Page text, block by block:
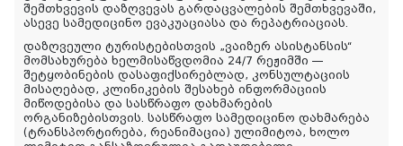
შემთხვევის დაზღვევას გარდაცვალების შემთხვევაში,
ასევე სამედიცინო ევაკუაციასა და რეპატრიაციას.
დაზღვეული ტურისტებისთვის „ვაიზერ ასისტანსის“
მომსახურება ხელმისაწვდომია 24/7 რეჟიმში —
შეტყობინების დასაფიქსირებლად, კონსულტაციის
მისაღებად, კლინიკების შესახებ ინფორმაციის
მიწოდებისა და სასწრაფო დახმარების
ორგანიზებისთვის. სასწრაფო სამედიცინო დახმარება
(ტრანსპორტირება, რეანიმაცია ) ულიმიტოა, ხოლო